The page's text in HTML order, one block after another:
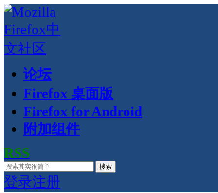
论坛
Firefox 桌面版
Firefox for Android
附加组件
RSS
搜索
登录注册